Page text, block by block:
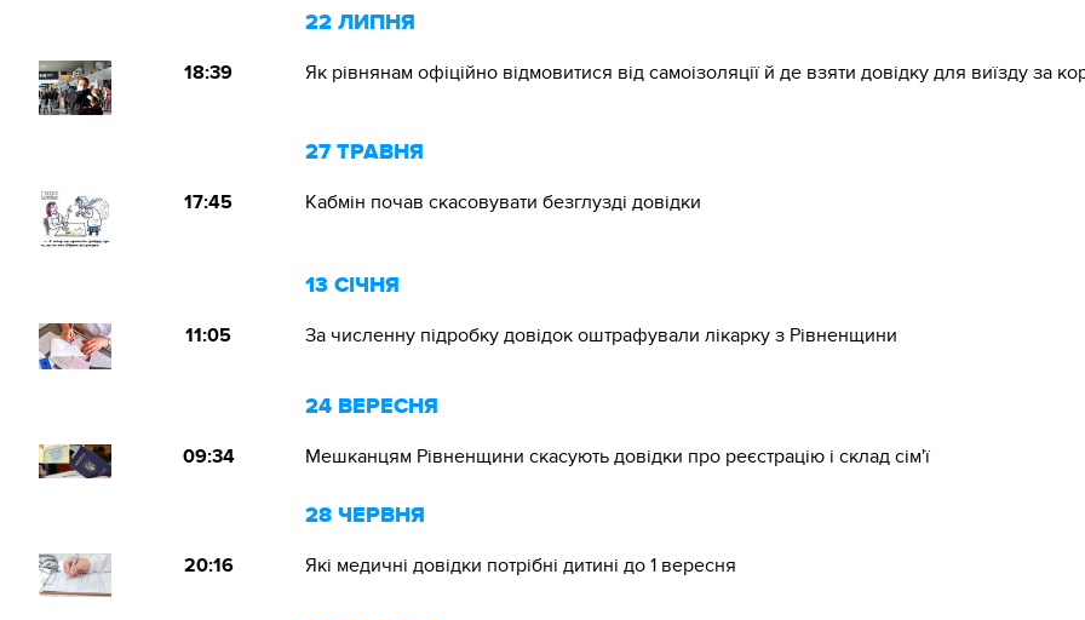
22 ЛИПНЯ
18:39 Як рівнянам офіційно відмовитися від самоізоляції й де взяти довідку для виїзду за
27 ТРАВНЯ
17:45 Кабмін почав скасовувати безглузді довідки
13 СІЧНЯ
11:05 За численну підробку довідок оштрафували лікарку з Рівненщини
24 ВЕРЕСНЯ
09:34 Мешканцям Рівненщини скасують довідки про реєстрацію і склад сім'ї
28 ЧЕРВНЯ
20:16 Які медичні довідки потрібні дитині до 1 вересня